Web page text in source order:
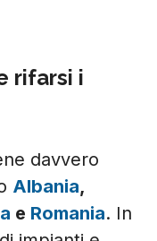
rifarsi i
davvero
Albania,
e Romania. In